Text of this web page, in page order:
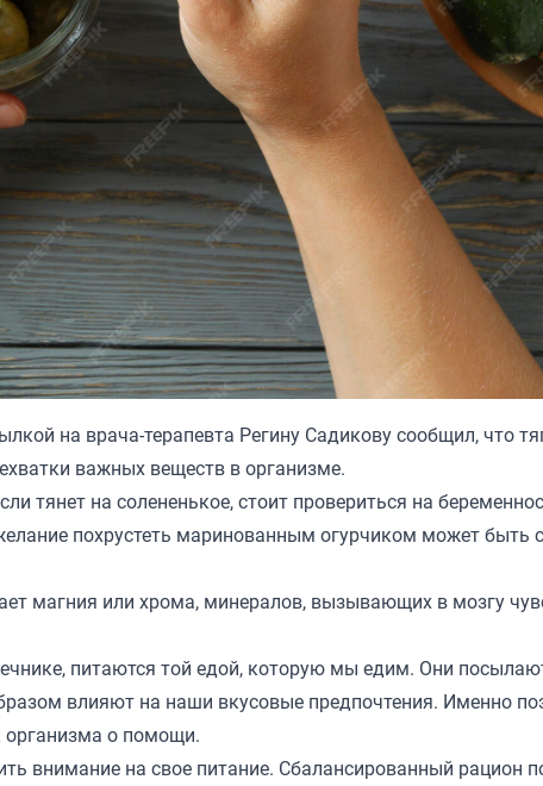
на врача-терапевта Регину Садикову сообщил, что
важных веществ в организме.
тянет на солененькое, стоит провериться на
похрустеть маринованным огурчиком может быть
магния или хрома, минералов, вызывающих в мозгу
питаются той едой, которую мы едим. Они
влияют на наши вкусовые предпочтения. Именно
организма о помощи.
внимание на свое питание. Сбалансированный рацион